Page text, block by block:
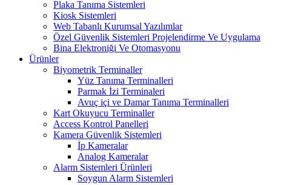
Plaka Tanıma Sistemleri
Kiosk Sistemleri
Web Tabanlı Kurumsal Yazılımlar
Özel Güvenlik Sistemleri Projelendirme Ve Uygulama
Bina Elektroniği Ve Otomasyonu
Ürünler
Biyometrik Terminaller
Yüz Tanıma Terminalleri
Parmak İzi Terminaleri
Avuç içi ve Damar Tanıma Terminalleri
Kart Okuyucu Terminaller
Access Kontrol Panelleri
Kamera Güvenlik Sistemleri
İp Kameralar
Analog Kameralar
Alarm Sistemleri Ürünleri
Soygun Alarm Sistemleri